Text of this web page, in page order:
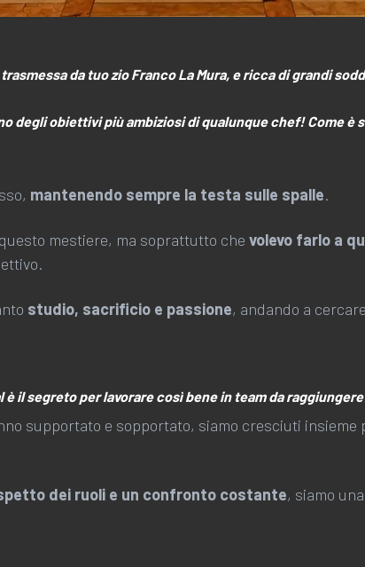
da tuo zio Franco La Mura, e ricca di grandi
degli obiettivi più ambiziosi di qualunque chef! Come è
mantenendo sempre la testa sulle spalle.
mestiere, ma soprattutto che volevo farlo a
studio, sacrificio e passione, andando a
il segreto per lavorare così bene in team da
supportato e sopportato, siamo cresciuti
dei ruoli e un confronto costante, siamo